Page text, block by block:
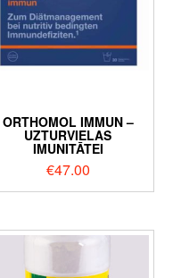
ORTHOMOL IMMUN –
UZTURVIELAS
IMUNITĀTEI
€47.00